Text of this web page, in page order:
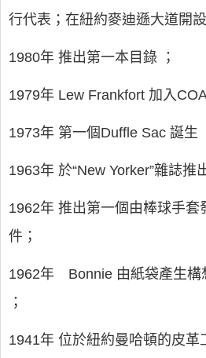
行代表；在紐約麥迪遜大道開
1980年 推出第一本目錄 ；
1979年 Lew Frankfort 加入
1973年 第一個Duffle Sac 誕生
1963年 於“New Yorker”雜誌推
1962年 推出第一個由棒球手套
件；
1962年 Bonnie 由紙袋產生構
；
1941年 位於紐約曼哈頓的皮革